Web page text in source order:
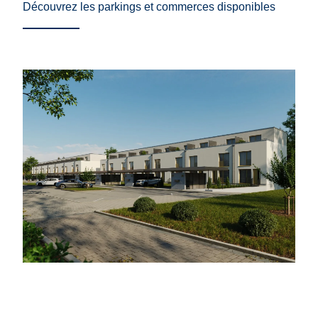
Découvrez les parkings et commerces disponibles